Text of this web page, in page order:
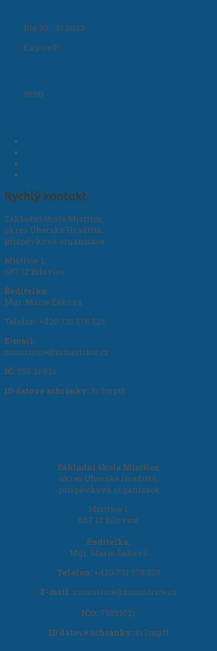
Bře 30 - 31 2023
Expired!
19:00
Rychlý kontakt
Základní škola Mistřice,
okres Uherské Hradiště,
příspěvková organizace
Mistřice 1,
687 12 Bílovice
Ředitelka:
Mgr. Marie Žáková
Telefon: +420 731 578 525
E-mail:
zsmistrice@zsmistrice.cz
IČ: 750 21 021
ID datové schránky: 8r3mptf
Základní škola Mistřice,
okres Uherské Hradiště,
příspěvková organizace
Mistřice 1,
687 12 Bílovice
Ředitelka:
Mgr. Marie Žáková
Telefon: +420 731 578 525
E-mail: zsmistrice@zsmistrice.cz
IČO: 75021021
ID datové schránky:8r3mptf